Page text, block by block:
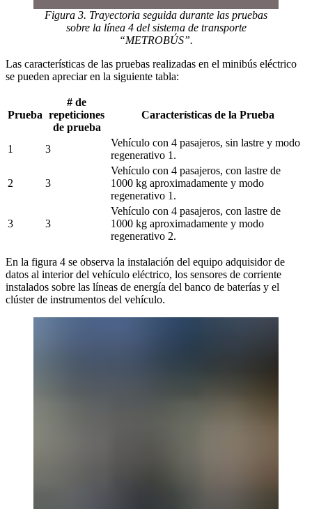
Figura 3. Trayectoria seguida durante las pruebas
sobre la línea 4 del sistema de transporte
“METROBÚS”.
Las características de las pruebas realizadas en el minibús eléctrico
se pueden apreciar en la siguiente tabla:
Prueba
# de
repeticiones
de prueba
Características de la Prueba
1 3
Vehículo con 4 pasajeros, sin lastre y modo
regenerativo 1.
2 3
Vehículo con 4 pasajeros, con lastre de
1000 kg aproximadamente y modo
regenerativo 1.
3 3
Vehículo con 4 pasajeros, con lastre de
1000 kg aproximadamente y modo
regenerativo 2.
En la figura 4 se observa la instalación del equipo adquisidor de
datos al interior del vehículo eléctrico, los sensores de corriente
instalados sobre las líneas de energía del banco de baterías y el
clúster de instrumentos del vehículo.